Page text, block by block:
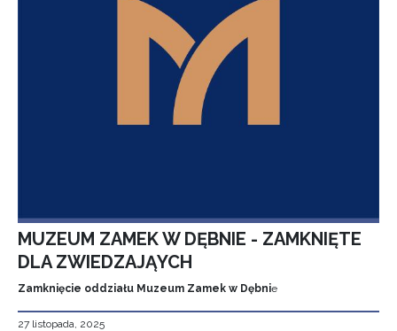
MUZEUM ZAMEK W DĘBNIE - ZAMKNIĘTE
DLA ZWIEDZAJĄYCH
Zamknięcie oddziału Muzeum Zamek w Dębnie
27 listopada, 2025